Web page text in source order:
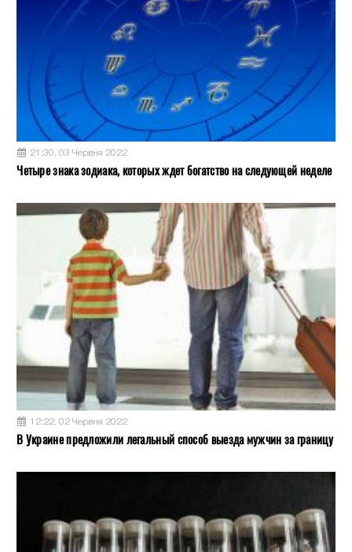
21:30, 03 Червня 2022
Четыре знака зодиака, которых ждет богатство на следующей неделе
12:22, 02 Червня 2022
В Украине предложили легальный способ выезда мужчин за границу